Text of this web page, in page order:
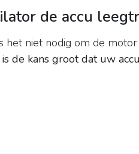
de accu
het niet nodig om de
de kans groot dat uw